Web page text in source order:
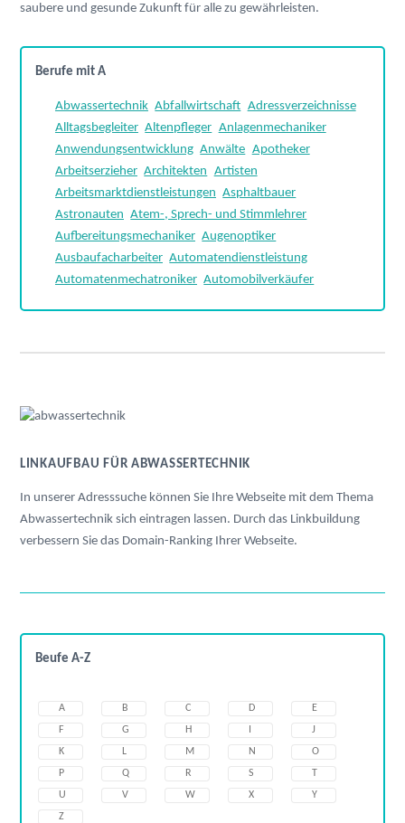
saubere und gesunde Zukunft für alle zu gewährleisten.
Berufe mit A
Abwassertechnik Abfallwirtschaft Adressverzeichnisse
Alltagsbegleiter Altenpfleger Anlagenmechaniker
Anwendungsentwicklung Anwälte Apotheker
Arbeitserzieher Architekten Artisten
Arbeitsmarktdienstleistungen Asphaltbauer
Astronauten Atem-, Sprech- und Stimmlehrer
Aufbereitungsmechaniker Augenoptiker
Ausbaufacharbeiter Automatendienstleistung
Automatenmechatroniker Automobilverkäufer
LINKAUFBAU FÜR ABWASSERTECHNIK
In unserer Adresssuche können Sie Ihre Webseite mit dem Thema
Abwassertechnik sich eintragen lassen. Durch das Linkbuildung
verbessern Sie das Domain-Ranking Ihrer Webseite.
Beufe A-Z
A B C D
E
F
G H
J
K
L M N
O
P
Q R S
T
U
V W X
Y
Z